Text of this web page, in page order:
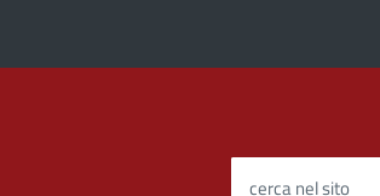
cerca nel sito